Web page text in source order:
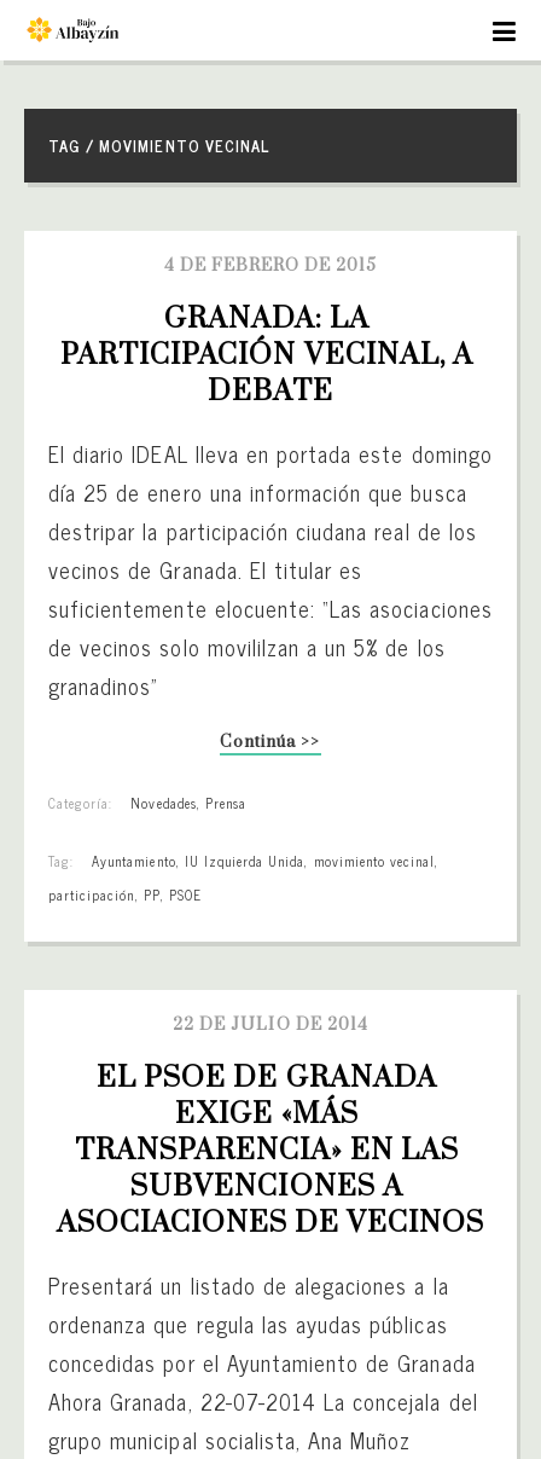
TAG / MOVIMIENTO VECINAL
4 DE FEBRERO DE 2015
GRANADA: LA
PARTICIPACIÓN VECINAL, A
DEBATE
El diario IDEAL lleva en portada este domingo
día 25 de enero una información que busca
destripar la participación ciudana real de los
vecinos de Granada. El titular es
suficientemente elocuente: “Las asociaciones
de vecinos solo movililzan a un 5% de los
granadinos”
Continúa >>
Categoría: Novedades, Prensa
Tag: Ayuntamiento, IU Izquierda Unida, movimiento vecinal,
participación, PP, PSOE
22 DE JULIO DE 2014
EL PSOE DE GRANADA
EXIGE «MÁS
TRANSPARENCIA» EN LAS
SUBVENCIONES A
ASOCIACIONES DE VECINOS
Presentará un listado de alegaciones a la
ordenanza que regula las ayudas públicas
concedidas por el Ayuntamiento de Granada
Ahora Granada, 22-07-2014 La concejala del
grupo municipal socialista, Ana Muñoz